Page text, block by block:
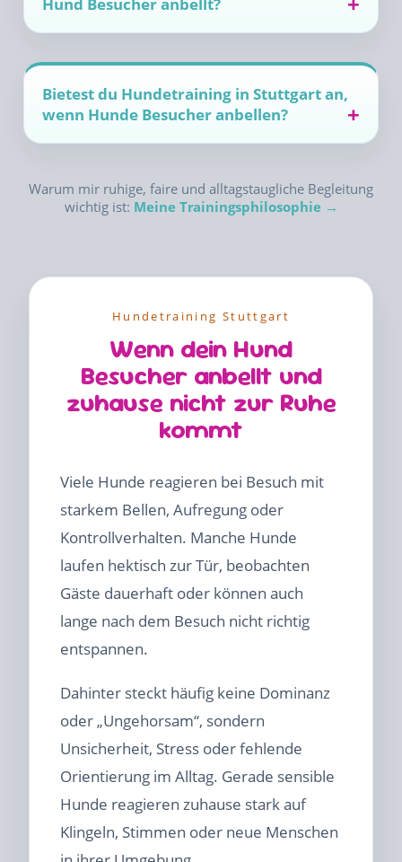
Bietest du Hundetraining in Stuttgart an,
wenn Hunde Besucher anbellen?
Warum mir ruhige, faire und alltagstaugliche Begleitung
wichtig ist: Meine Trainingsphilosophie →
Hundetraining Stuttgart
Wenn dein Hund
Besucher anbellt und
zuhause nicht zur Ruhe
kommt
Viele Hunde reagieren bei Besuch mit
starkem Bellen, Aufregung oder
Kontrollverhalten. Manche Hunde
laufen hektisch zur Tür, beobachten
Gäste dauerhaft oder können auch
lange nach dem Besuch nicht richtig
entspannen.
Dahinter steckt häufig keine Dominanz
oder „Ungehorsam“, sondern
Unsicherheit, Stress oder fehlende
Orientierung im Alltag. Gerade sensible
Hunde reagieren zuhause stark auf
Klingeln, Stimmen oder neue Menschen